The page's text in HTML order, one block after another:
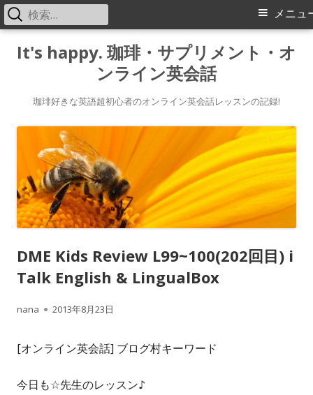
It's happy. 珈琲・サプリメント・オ
ンライン英会話
珈琲好きな英語超初心者のオンライン英会話レッスンの記録!
メ
メニュ
検
索:
DME Kids Review L99~100(202回目) i
Talk English & LingualBox
作
者
nana
公
2013年8月23日
[オンライン英会話] ブログ村キーワード
今日も☆先生のレッスン♪